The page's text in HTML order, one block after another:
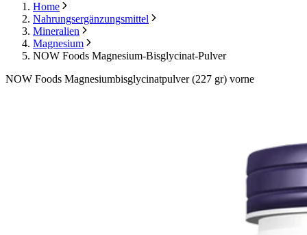
Home
Nahrungsergänzungsmittel
Mineralien
Magnesium
NOW Foods Magnesium-Bisglycinat-Pulver
NOW Foods Magnesiumbisglycinatpulver (227 gr) vorne